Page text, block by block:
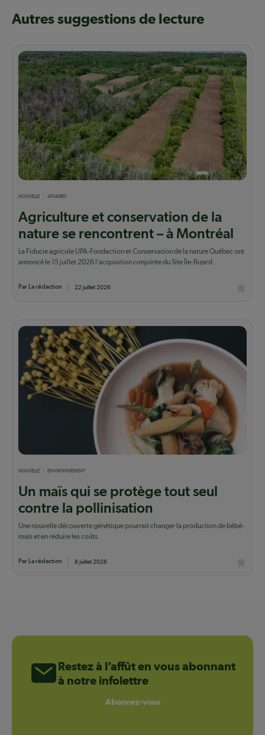
Autres suggestions de lecture
NOUVELLE AFFAIRES
Agriculture et conservation de la
nature se rencontrent – à Montréal
La Fiducie agricole UPA-Fondaction et Conservation de la nature Québec ont
annoncé le 15 juillet 2026 l’acquisition conjointe du Site Île-Bizard.
Par La rédaction 22 juillet 2026
NOUVELLE ENVIRONNEMENT
Un maïs qui se protège tout seul
contre la pollinisation
Une nouvelle découverte génétique pourrait changer la production de bébé-
maïs et en réduire les coûts.
Par La rédaction 8 juillet 2026
Restez à l’affût en vous abonnant
à notre infolettre
Abonnez-vous